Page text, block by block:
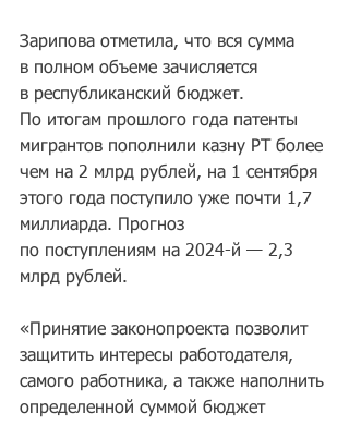
Зарипова отметила, что вся сумма
в полном объеме зачисляется
в республиканский бюджет.
По итогам прошлого года патенты
мигрантов пополнили казну РТ более
чем на 2 млрд рублей, на 1 сентября
этого года поступило уже почти 1,7
миллиарда. Прогноз
по поступлениям на 2024-й — 2,3
млрд рублей.
«Принятие законопроекта позволит
защитить интересы работодателя,
самого работника, а также наполнить
определенной суммой бюджет